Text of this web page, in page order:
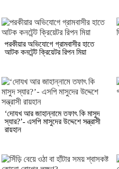
পরকীয়ার অভিযোগে গ্রামবাসীর হাতে
আটক কনটেন্ট ক্রিয়েটর রিপন মিয়া
‘দোযখ আর জাহান্নামে তফাৎ কি মাসুদ
স্যার?’- এসপি মাসুদের উদ্দেশে সন্ত্রাসী
রায়হান